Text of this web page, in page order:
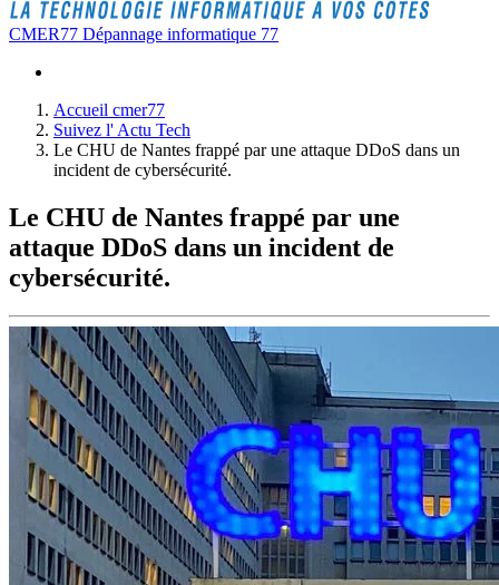
CMER77 Dépannage informatique 77
Accueil cmer77
Suivez l' Actu Tech
Le CHU de Nantes frappé par une attaque DDoS dans un
incident de cybersécurité.
Le CHU de Nantes frappé par une
attaque DDoS dans un incident de
cybersécurité.